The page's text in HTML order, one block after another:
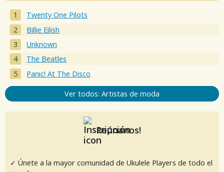
Twenty One Pilots
Billie Eilish
Unknown
The Beatles
Panic! At The Disco
Ver todos: Artistas de moda
Reúnanos!
✓ Únete a la mayor comunidad de Ukulele Players de todo el